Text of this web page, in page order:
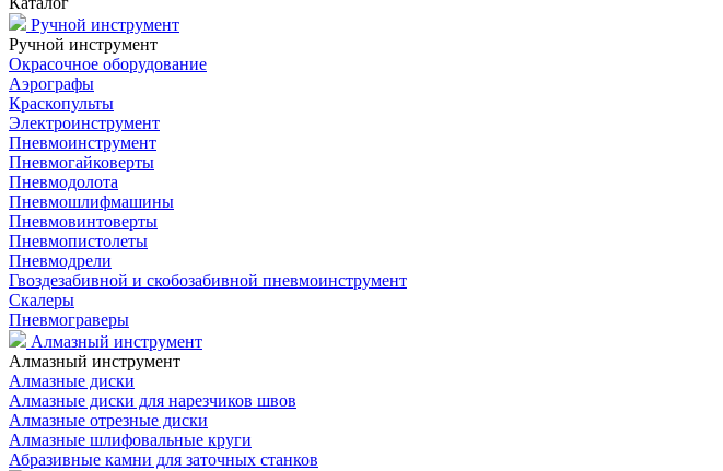
Ручной инструмент
Ручной инструмент
Окрасочное оборудование
Аэрографы
Краскопульты
Электроинструмент
Пневмоинструмент
Пневмогайковерты
Пневмодолота
Пневмошлифмашины
Пневмовинтоверты
Пневмопистолеты
Пневмодрели
Гвоздезабивной и скобозабивной пневмоинструмент
Скалеры
Пневмограверы
Алмазный инструмент
Алмазный инструмент
Алмазные диски
Алмазные диски для нарезчиков швов
Алмазные отрезные диски
Алмазные шлифовальные круги
Абразивные камни для заточных станков